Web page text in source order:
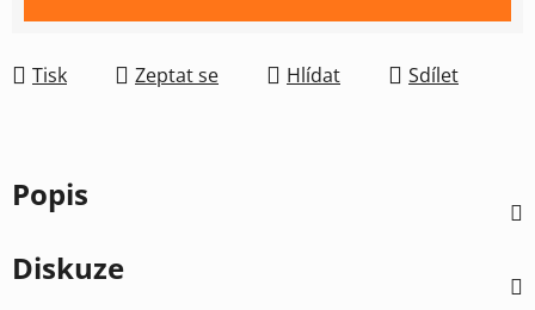
Tisk Zeptat se Hlídat Sdílet
Popis
Diskuze